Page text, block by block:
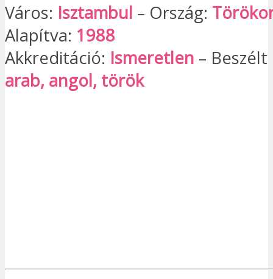
Város: Isztambul – Ország:
Alapítva: 1988
Akkreditáció: Ismeretlen –
arab, angol, török